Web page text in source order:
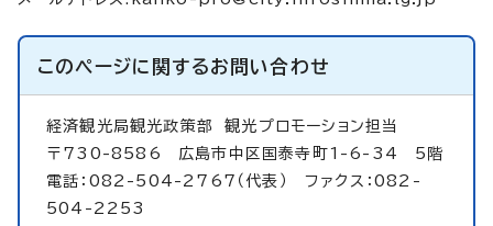
このページに関するお問い合わせ
経済観光局観光政策部観光プロモーション担当
〒730-8586 広島市中区国泰寺町1-6-34 5階
電話：082-504-2767（代表） ファクス：082-
504-2253